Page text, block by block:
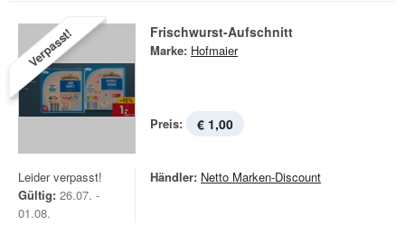
Verpasst! Frischwurst-Aufschnitt
Marke: Hofmaier
Preis: € 1,00
Leider verpasst!
Gültig: 26.07. -
01.08.
Händler: Netto Marken-Discount